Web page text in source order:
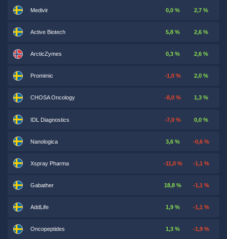
Medivir 0,0 % 2,7 %
Active Biotech 5,8 % 2,6 %
ArcticZymes 0,3 % 2,6 %
Promimic -1,0 % 2,0 %
CHOSA Oncology -8,0 % 1,3 %
IDL Diagnostics -7,0 % 0,0 %
Nanologica 3,6 % -0,6 %
Xspray Pharma -11,0 % -1,1 %
Gabather 18,8 % -1,1 %
AddLife 1,9 % -1,1 %
Oncopeptides 1,3 % -1,9 %